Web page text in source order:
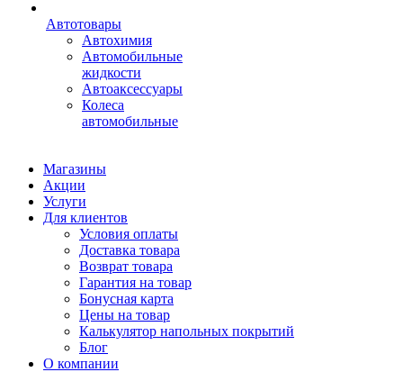
Автотовары
Автохимия
Автомобильные
жидкости
Автоаксессуары
Колеса
автомобильные
Магазины
Акции
Услуги
Для клиентов
Условия оплаты
Доставка товара
Возврат товара
Гарантия на товар
Бонусная карта
Цены на товар
Калькулятор напольных покрытий
Блог
О компании